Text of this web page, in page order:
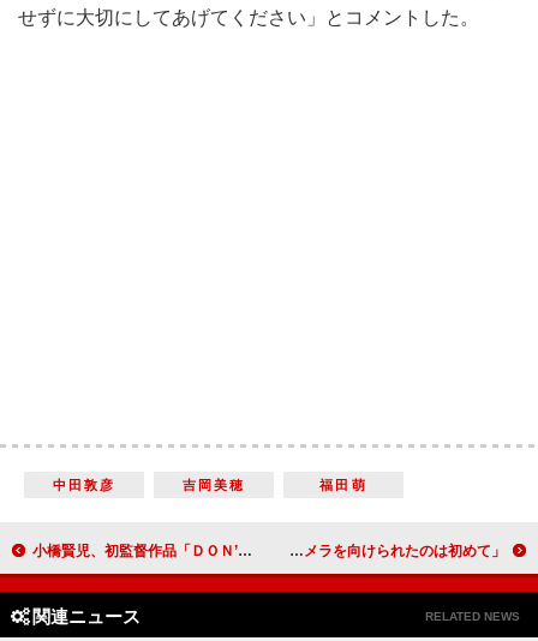
せずに大切にしてあげてください」とコメントした。
中田敦彦 吉岡美穂 福田萌
小橋賢児、初監督作品「ＤＯＮ’Ｔ ＳＴＯＰ」 「あきらめなければ、なんだってできる」 加藤ミリヤ１０００のレンズに大興奮 「こんなにカメラを向けられたのは初めて」
関連ニュース RELATED NEWS